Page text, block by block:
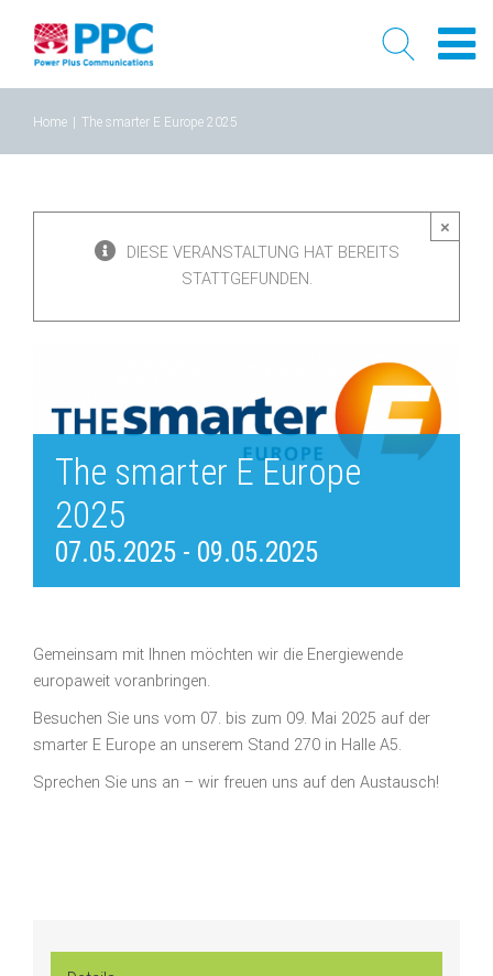
content
Home The smarter E Europe 2025
×
DIESE VERANSTALTUNG HAT BEREITS
STATTGEFUNDEN.
The smarter E Europe
2025
07.05.2025 - 09.05.2025
Gemeinsam mit Ihnen möchten wir die Energiewende
europaweit voranbringen.
Besuchen Sie uns vom 07. bis zum 09. Mai 2025 auf der
smarter E Europe an unserem Stand 270 in Halle A5.
Sprechen Sie uns an – wir freuen uns auf den Austausch!